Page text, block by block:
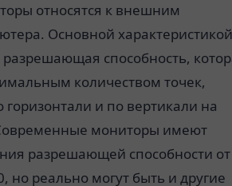
относятся к внешним
Основной характеристикой
способность,
количеством точек,
и по вертикали на
мониторы имеют
разрешающей способности
но реально могут быть и другие